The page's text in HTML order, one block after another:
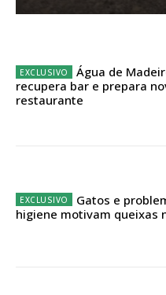
Escolha o plano
Água de
recupera bar e prepara
restaurante
Gatos e
higiene motivam queixas